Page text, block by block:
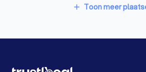
Tuinonderhoud bedrijven in
Tuinonderhoud bedrijven in
add Toon meer